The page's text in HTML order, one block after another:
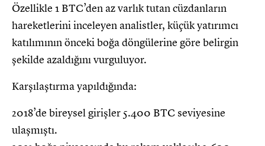
Özellikle 1 BTC’den az varlık tutan cüzdanların
hareketlerini inceleyen analistler, küçük yatırımcı
katılımının önceki boğa döngülerine göre belirgin
şekilde azaldığını vurguluyor.
Karşılaştırma yapıldığında:
2018’de bireysel girişler 5.400 BTC seviyesine
ulaşmıştı.